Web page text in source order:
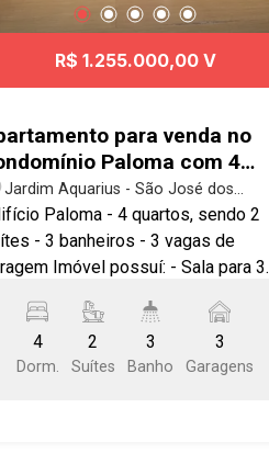
R$ 1.255.000,00 V
para venda no
Paloma com 4
sendo 2 suítes - 217
- No bairro Jardim Aquarius
Jardim Aquarius - São José dos
Campos/SP
Paloma - 4 quartos, sendo 2
- 3 banheiros - 3 vagas de
possuí: - Sala para 3
- Armários planejados nos
- Banheiro social - Varanda -
- Área de serviço - Andar alto
4
Dorm.
2
Suítes
3
Banho
3
Garagens